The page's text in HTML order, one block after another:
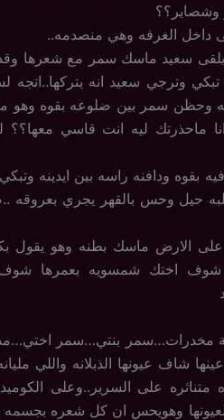
وشصاير؟؟
داخل الغرفه وهي منصدمه..
سعيد ماسك سمر مع شعرها وقد
تبكي وترجي سعيد انه
سمر بين ضلوعه بقوه وهو
انا ماحذرتك ليه انت قاسي
بقوه ودافنه راسه بين ايدينه
حيل وحس بالقهر يجري بعروقه
الارض ماسك بطنه وهو يقول
شوف اختك شمسويه بعمرها
مخدرات…سمر بنتي…سمر
شاف عيونها الذبلانه واللي
متناثره على السرير..وعلى
وهويحس ان كل شعره بجسمه